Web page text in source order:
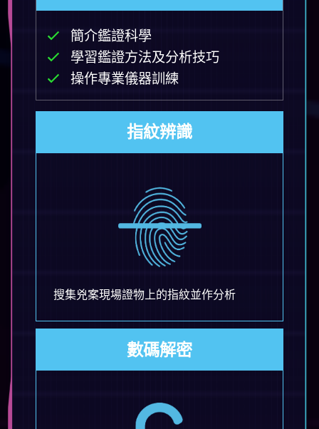
簡介鑑證科學
學習鑑證方法及分析技巧
操作專業儀器訓練
指紋辨識
搜集兇案現場證物上的指紋並作分析
數碼解密